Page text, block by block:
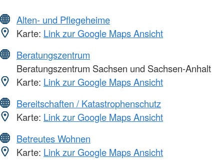
Alten- und Pflegeheime
Karte: Link zur Google Maps Ansicht
Beratungszentrum
Beratungszentrum Sachsen und Sachsen-Anhalt
Karte: Link zur Google Maps Ansicht
Bereitschaften / Katastrophenschutz
Karte: Link zur Google Maps Ansicht
Betreutes Wohnen
Karte: Link zur Google Maps Ansicht